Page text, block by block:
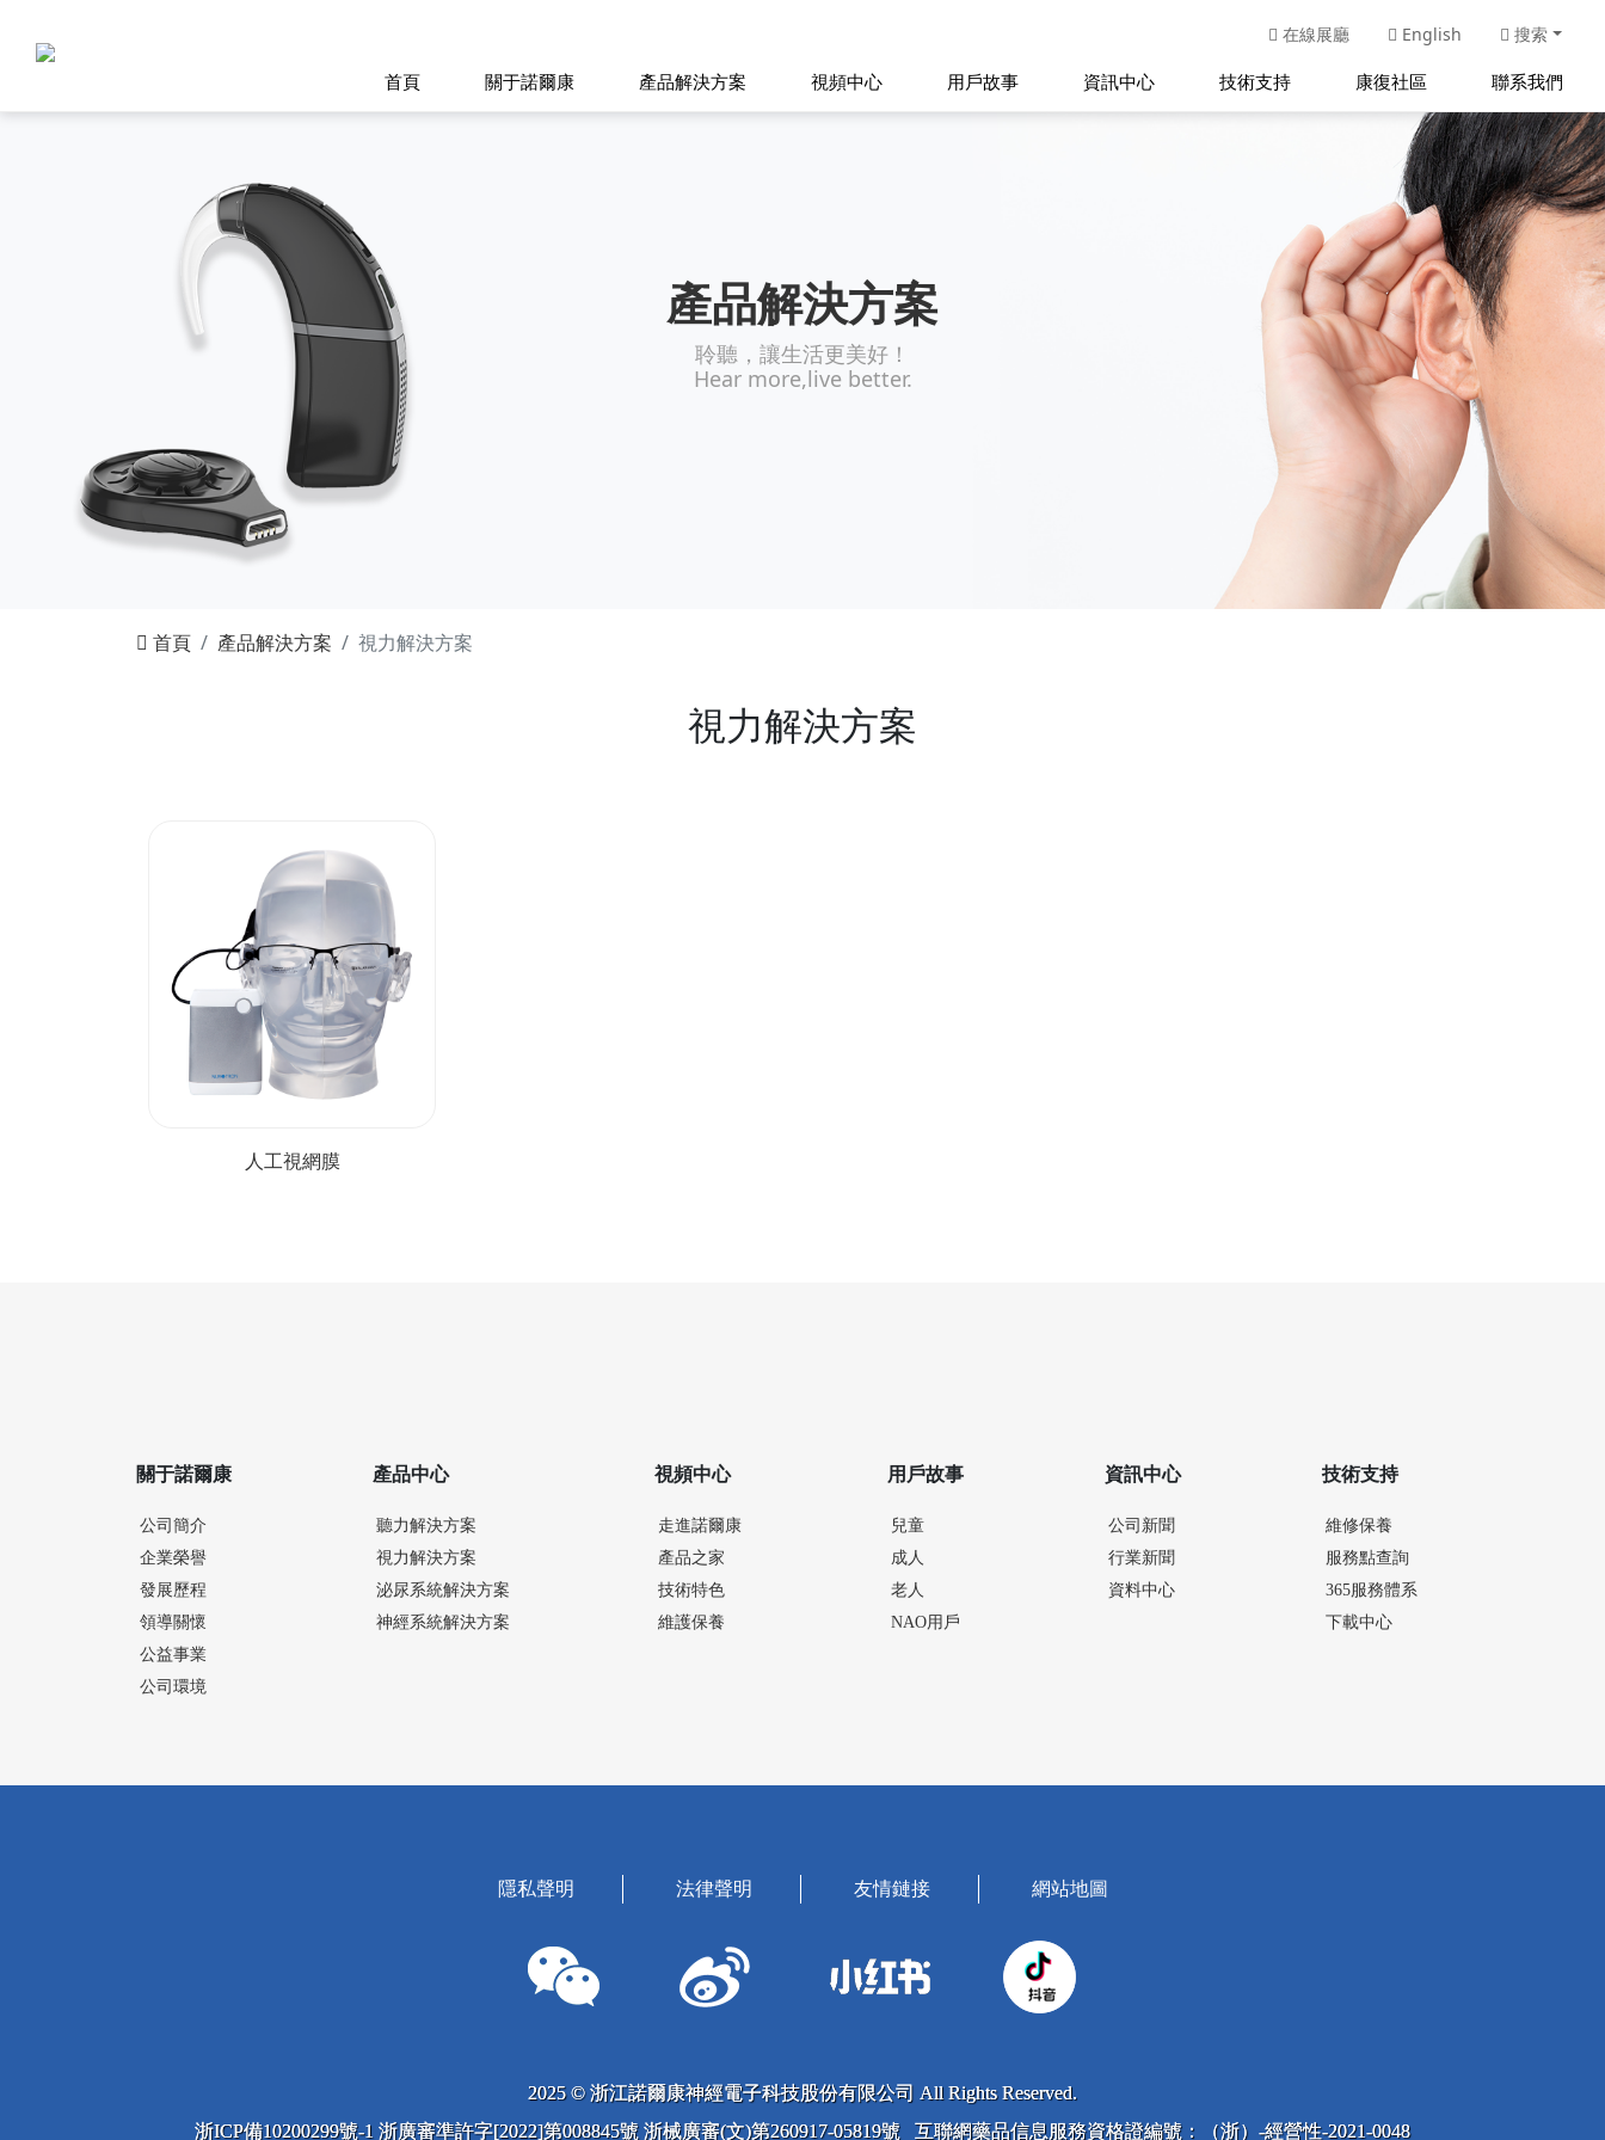
在線展廳 English 搜索
首頁 關于諾爾康 產品解決方案 視頻中心 用戶故事 資訊中心 技術支持 康復社區 聯系我們
產品解決方案
聆聽，讓生活更美好！
Hear more,live better.
首頁 產品解決方案 視力解決方案
視力解決方案
人工視網膜
關于諾爾康
公司簡介
企業榮譽
發展歷程
領導關懷
公益事業
公司環境
產品中心
聽力解決方案
視力解決方案
泌尿系統解決方案
神經系統解決方案
視頻中心
走進諾爾康
產品之家
技術特色
維護保養
用戶故事
兒童
成人
老人
NAO用戶
資訊中心
公司新聞
行業新聞
資料中心
技術支持
維修保養
服務點查詢
365服務體系
下載中心
隱私聲明 法律聲明 友情鏈接 網站地圖
2025 © 浙江諾爾康神經電子科技股份有限公司 All Rights Reserved.
浙ICP備10200299號-1 浙廣審準許字[2022]第008845號 浙械廣審(文)第260917-05819號 互聯網藥品信息服務資格證編號：（浙）-經營性-2021-0048